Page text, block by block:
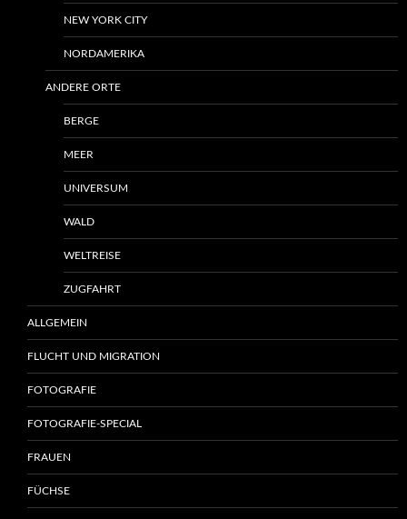
NEW YORK CITY
NORDAMERIKA
ANDERE ORTE
BERGE
MEER
UNIVERSUM
WALD
WELTREISE
ZUGFAHRT
ALLGEMEIN
FLUCHT UND MIGRATION
FOTOGRAFIE
FOTOGRAFIE-SPECIAL
FRAUEN
FÜCHSE